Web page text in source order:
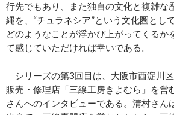
行先でもあり、また独自の文化と複雑な
縄を、“チュラネシア”という文化圏とし
どのようなことが浮かび上がってくるか
て感じていただければ幸いである。
シリーズの第3回目は、大阪市西淀川
販売・修理店「三線工房きよむら」を営
さんへのインタビューである。清村さん